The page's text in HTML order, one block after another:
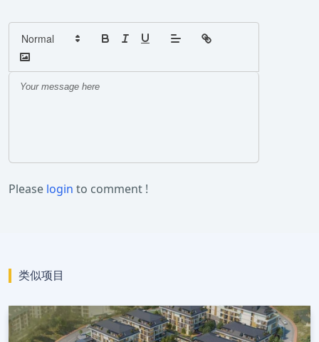
Please login to comment !
类似项目